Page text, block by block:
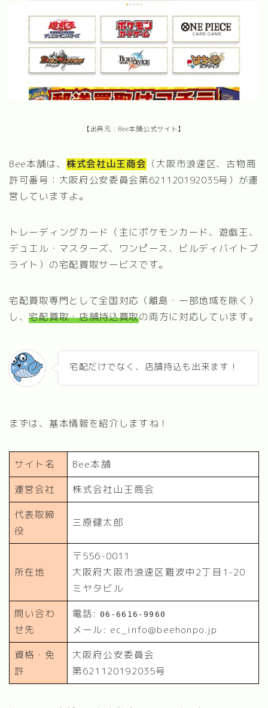
【出典元：Bee本舗公式サイト】
Bee本舗は、 株式会社山王商会 （大阪市浪速区、古物商
許可番号：大阪府公安委員会第621120192035号）が運
営していますよ。
トレーディングカード（主にポケモンカード、遊戯王、
デュエル・マスターズ、ワンピース、ビルディバイトブ
ライト）の宅配買取サービスです。
宅配買取専門として全国対応（離島・一部地域を除く）
し、宅配買取・店舗持込買取の両方に対応しています。
宅配だけでなく、店舗持込も出来ます！
まずは、基本情報を紹介しますね！
サイト名
Bee本舗
運営会社
株式会社山王商会
代表取締
役
三原健太郎
所在地
〒556-0011
大阪府大阪市浪速区難波中2丁目1-20
ミヤタビル
問い合わ
せ先
電話: 06-6616-9960
メール: ec_info@beehonpo.jp
資格・免
許
大阪府公安委員会
第621120192035号